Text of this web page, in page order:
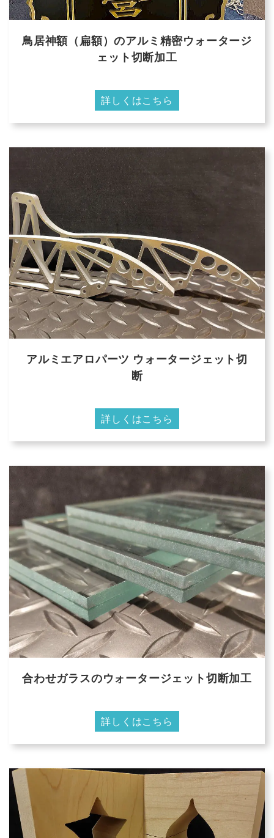
鳥居神額（扁額）のアルミ精密ウォータージ
ェット切断加工
詳しくはこちら
アルミエアロパーツ ウォータージェット切
断
詳しくはこちら
合わせガラスのウォータージェット切断加工
詳しくはこちら